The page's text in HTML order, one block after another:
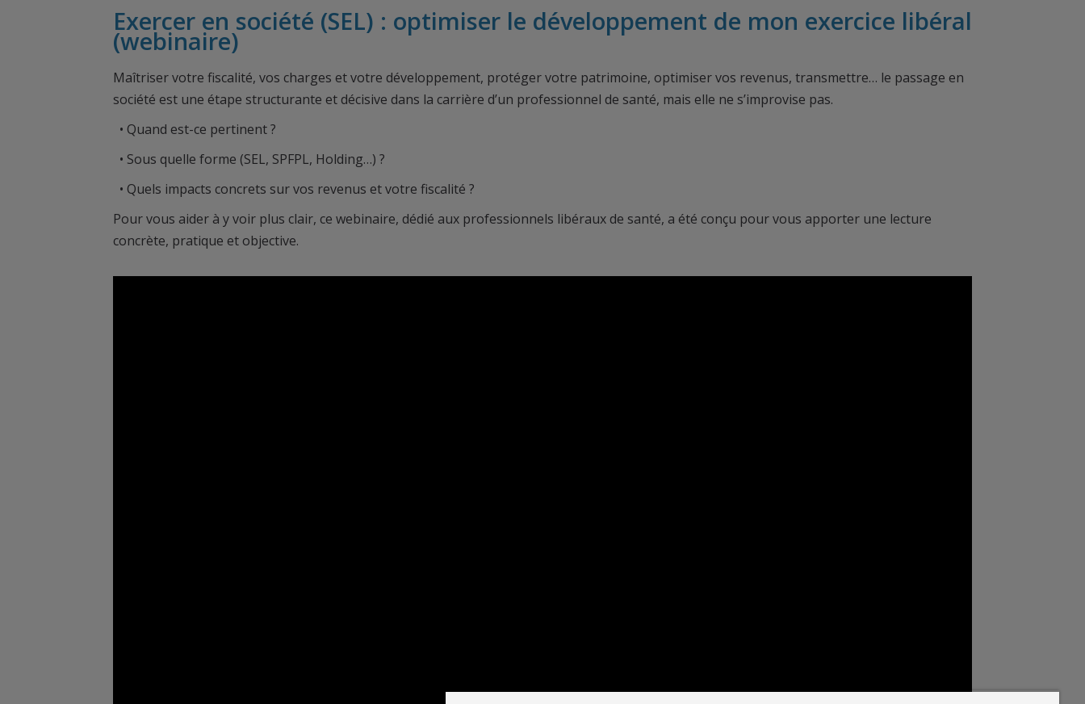
Exercer en société (SEL) : optimiser le développement de mon exercice libéral
(webinaire)
Maîtriser votre fiscalité, vos charges et votre développement, protéger votre patrimoine, optimiser vos revenus, transmettre… le passage en
société est une étape structurante et décisive dans la carrière d’un professionnel de santé, mais elle ne s’improvise pas.
• Quand est-ce pertinent ?
• Sous quelle forme (SEL, SPFPL, Holding…) ?
• Quels impacts concrets sur vos revenus et votre fiscalité ?
Pour vous aider à y voir plus clair, ce webinaire, dédié aux professionnels libéraux de santé, a été conçu pour vous apporter une lecture
concrète, pratique et objective.